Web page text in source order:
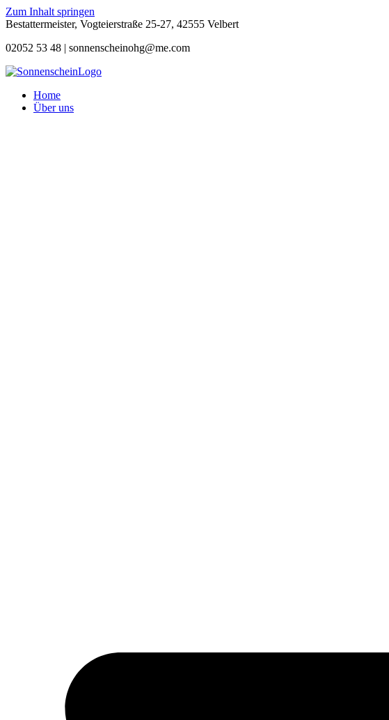
Zum Inhalt springen
Bestattermeister, Vogteierstraße 25-27, 42555 Velbert
02052 53 48 | sonnenscheinohg@me.com
Home
Über uns